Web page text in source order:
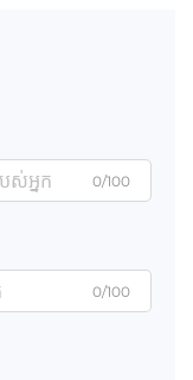
0/100
0/100